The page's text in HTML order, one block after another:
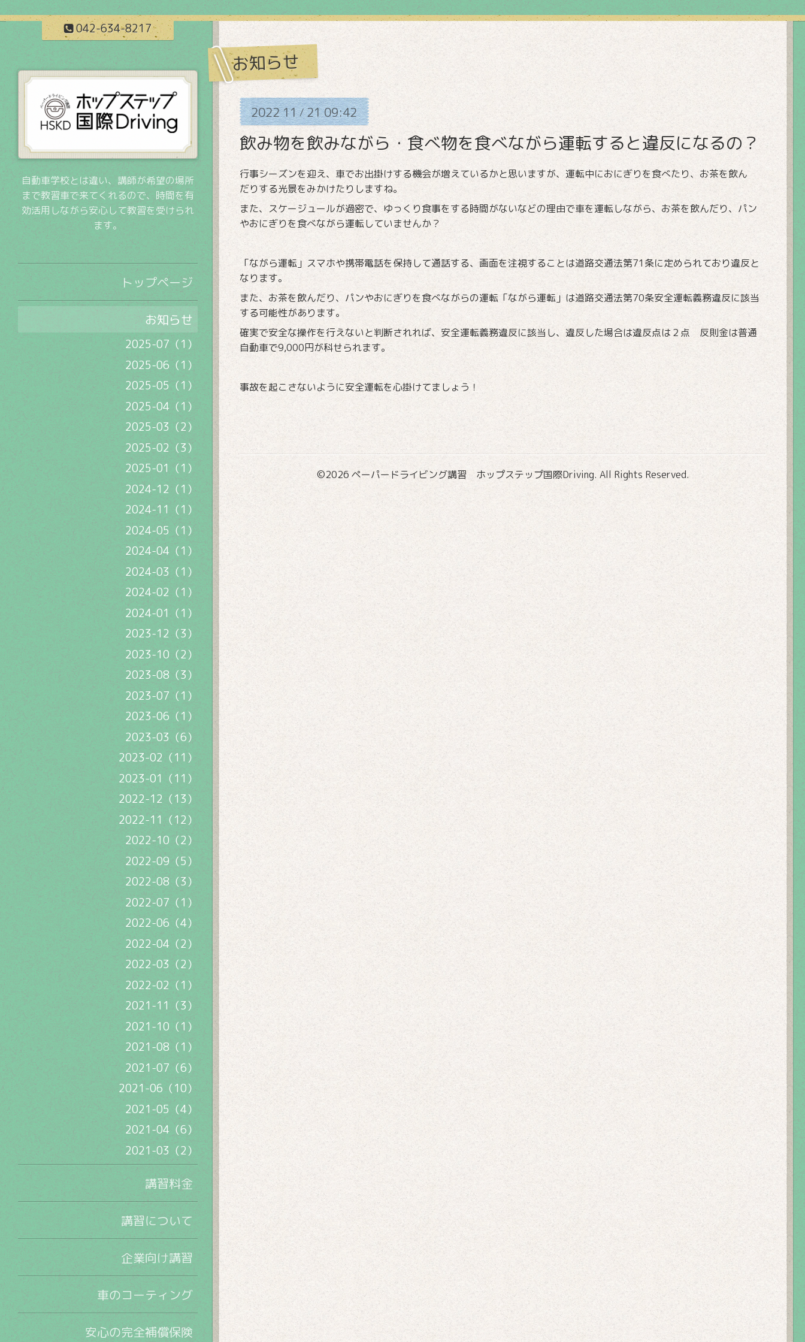
042-634-8217
お知らせ
202211/2109:42
飲み物を飲みながら・食べ物を食べながら運転すると違反になるの？
行事シーズンを迎え、車でお出掛けする機会が増えているかと思いますが、運転中におにぎりを食べたり、お茶を飲ん
だりする光景をみかけたりしますね。
また、スケージュールが過密で、ゆっくり食事をする時間がないなどの理由で車を運転しながら、お茶を飲んだり、パン
やおにぎりを食べながら運転していませんか？
「ながら運転」スマホや携帯電話を保持して通話する、画面を注視することは道路交通法第71条に定められており違反と
なります。
また、お茶を飲んだり、パンやおにぎりを食べながらの運転「ながら運転」は道路交通法第70条安全運転義務違反に該当
する可能性があります。
確実で安全な操作を行えないと判断されれば、安全運転義務違反に該当し、違反した場合は違反点は２点 反則金は普通
自動車で9,000円が科せられます。
事故を起こさないように安全運転を心掛けてましょう！
©2026 ペーパードライビング講習 ホップステップ国際Driving. All Rights Reserved.
自動車学校とは違い、講師が希望の場所
まで教習車で来てくれるので、時間を有
効活用しながら安心して教習を受けられ
ます。
トップページ
お知らせ
2025-07（1）
2025-06（1）
2025-05（1）
2025-04（1）
2025-03（2）
2025-02（3）
2025-01（1）
2024-12（1）
2024-11（1）
2024-05（1）
2024-04（1）
2024-03（1）
2024-02（1）
2024-01（1）
2023-12（3）
2023-10（2）
2023-08（3）
2023-07（1）
2023-06（1）
2023-03（6）
2023-02（11）
2023-01（11）
2022-12（13）
2022-11（12）
2022-10（2）
2022-09（5）
2022-08（3）
2022-07（1）
2022-06（4）
2022-04（2）
2022-03（2）
2022-02（1）
2021-11（3）
2021-10（1）
2021-08（1）
2021-07（6）
2021-06（10）
2021-05（4）
2021-04（6）
2021-03（2）
講習料金
講習について
企業向け講習
車のコーティング
安心の完全補償保険